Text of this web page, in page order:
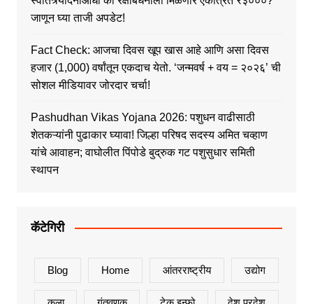
जाणून घ्या ताजी अपडेट!
Fact Check: आजचा दिवस खूप खास आहे आणि असा दिवस
हजार (1,000) वर्षांतून एकदाच येतो. ‘जन्मवर्ष + वय = २०२६’ ची
सोशल मीडियावर जोरदार चर्चा!
Pashudhan Vikas Yojana 2026: पशुधन वाढीसाठी
शेतकऱ्यांनी पुढाकार घ्यावा! जिल्हा परिषद सदस्य अमित चव्हाण
यांचे आवाहन; वाघोलीत पिंपोडे बुद्रुक गट पशुसुधार समिती
स्थापन
कॅटेगिरी
Blog Home आंतरराष्ट्रीय उद्योग